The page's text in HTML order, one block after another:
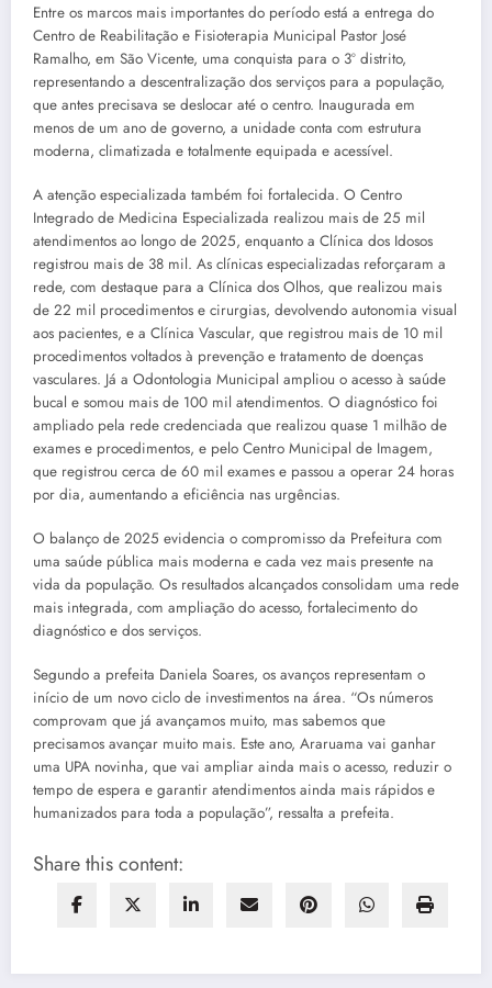
Entre os marcos mais importantes do período está a entrega do
Centro de Reabilitação e Fisioterapia Municipal Pastor José
Ramalho, em São Vicente, uma conquista para o 3º distrito,
representando a descentralização dos serviços para a população,
que antes precisava se deslocar até o centro. Inaugurada em
menos de um ano de governo, a unidade conta com estrutura
moderna, climatizada e totalmente equipada e acessível.
A atenção especializada também foi fortalecida. O Centro
Integrado de Medicina Especializada realizou mais de 25 mil
atendimentos ao longo de 2025, enquanto a Clínica dos Idosos
registrou mais de 38 mil. As clínicas especializadas reforçaram a
rede, com destaque para a Clínica dos Olhos, que realizou mais
de 22 mil procedimentos e cirurgias, devolvendo autonomia visual
aos pacientes, e a Clínica Vascular, que registrou mais de 10 mil
procedimentos voltados à prevenção e tratamento de doenças
vasculares. Já a Odontologia Municipal ampliou o acesso à saúde
bucal e somou mais de 100 mil atendimentos. O diagnóstico foi
ampliado pela rede credenciada que realizou quase 1 milhão de
exames e procedimentos, e pelo Centro Municipal de Imagem,
que registrou cerca de 60 mil exames e passou a operar 24 horas
por dia, aumentando a eficiência nas urgências.
O balanço de 2025 evidencia o compromisso da Prefeitura com
uma saúde pública mais moderna e cada vez mais presente na
vida da população. Os resultados alcançados consolidam uma rede
mais integrada, com ampliação do acesso, fortalecimento do
diagnóstico e dos serviços.
Segundo a prefeita Daniela Soares, os avanços representam o
início de um novo ciclo de investimentos na área. “Os números
comprovam que já avançamos muito, mas sabemos que
precisamos avançar muito mais. Este ano, Araruama vai ganhar
uma UPA novinha, que vai ampliar ainda mais o acesso, reduzir o
tempo de espera e garantir atendimentos ainda mais rápidos e
humanizados para toda a população”, ressalta a prefeita.
Share this content: